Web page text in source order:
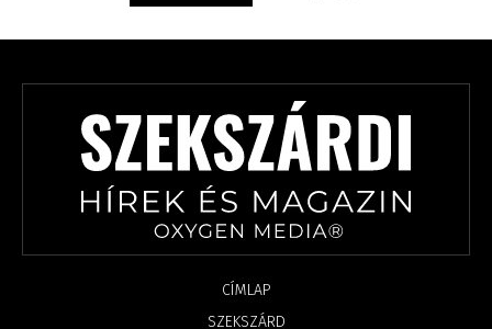
CÍMLAP
SZEKSZÁRD